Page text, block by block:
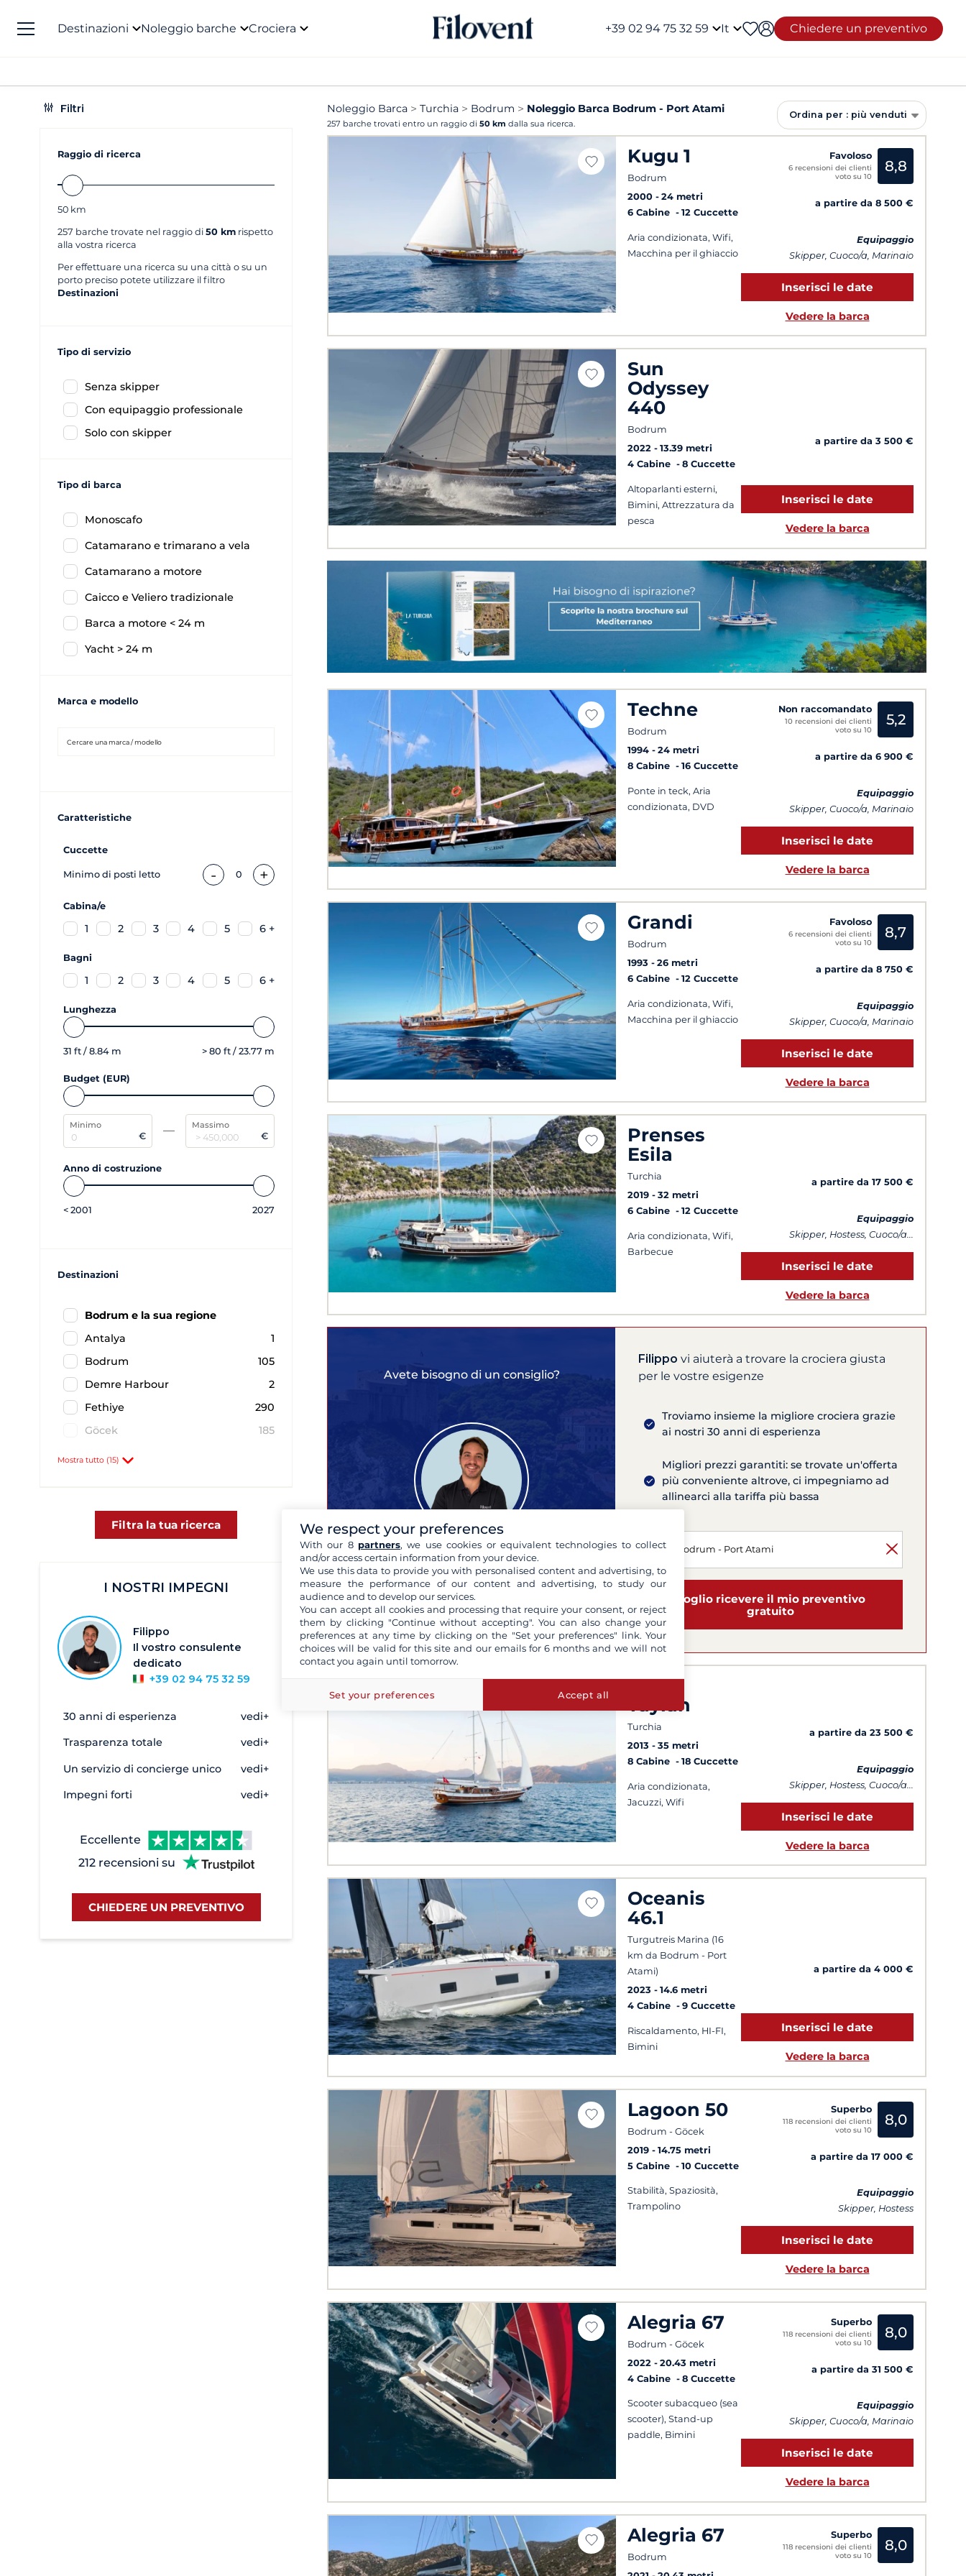
Destinazioni Noleggio barche Crociera +39 02 94 75 32 59 It Chiedere un preventivo
Filtri
Raggio di ricerca
50 km
257 barche trovate nel raggio di 50 km rispetto
alla vostra ricerca
Per effettuare una ricerca su una città o su un
porto preciso potete utilizzare il filtro
Destinazioni
Tipo di servizio
Senza skipper
Con equipaggio professionale
Solo con skipper
Tipo di barca
Monoscafo
Catamarano e trimarano a vela
Catamarano a motore
Caicco e Veliero tradizionale
Barca a motore < 24 m
Yacht > 24 m
Marca e modello
Caratteristiche
Cuccette
Minimo di posti letto - 0 +
Cabina/e
1 2 3 4 5 6 +
Bagni
1 2 3 4 5 6 +
Lunghezza
31 ft / 8.84 m > 80 ft / 23.77 m
Budget (EUR)
Minimo
€
Massimo
€
Anno di costruzione
< 2001 2027
Destinazioni
Bodrum e la sua regione
Antalya
1
Bodrum
105
Demre Harbour
2
Fethiye
290
Göcek
185
Liman
Selimiye
Turgutreis Marina
Turkbuku
Mostra tutto (15)
Filtra la tua ricerca
I NOSTRI IMPEGNI
Filippo
Il vostro consulente
dedicato
+39 02 94 75 32 59
30 anni di esperienza vedi+
Trasparenza totale vedi+
Un servizio di concierge unico vedi+
Impegni forti vedi+
Eccellente
212 recensioni su
CHIEDERE UN PREVENTIVO
Noleggio Barca Turchia Bodrum Noleggio Barca Bodrum - Port Atami
257 barche trovati entro un raggio di 50 km dalla sua ricerca.
Ordina per : più venduti
Kugu 1
Bodrum
2000
24 metri
6 Cabine
12 Cuccette
Aria condizionata, Wifi,
Macchina per il ghiaccio
Favoloso
6 recensioni dei clienti
voto su 10
8,8
a partire da 8 500 €
Equipaggio
Skipper, Cuoco/a, Marinaio
Inserisci le date
Vedere la barca
Sun
Odyssey
440
Bodrum
2022
13.39 metri
4 Cabine
8 Cuccette
Altoparlanti esterni,
Bimini, Attrezzatura da
pesca
a partire da 3 500 €
Inserisci le date
Vedere la barca
Techne
Bodrum
1994
24 metri
8 Cabine
16 Cuccette
Ponte in teck, Aria
condizionata, DVD
Non raccomandato
10 recensioni dei clienti
voto su 10
5,2
a partire da 6 900 €
Equipaggio
Skipper, Cuoco/a, Marinaio
Inserisci le date
Vedere la barca
Grandi
Bodrum
1993
26 metri
6 Cabine
12 Cuccette
Aria condizionata, Wifi,
Macchina per il ghiaccio
Favoloso
6 recensioni dei clienti
voto su 10
8,7
a partire da 8 750 €
Equipaggio
Skipper, Cuoco/a, Marinaio
Inserisci le date
Vedere la barca
Prenses
Esila
Turchia
2019
32 metri
6 Cabine
12 Cuccette
Aria condizionata, Wifi,
Barbecue
a partire da 17 500 €
Equipaggio
Skipper, Hostess, Cuoco/a...
Inserisci le date
Vedere la barca
Avete bisogno di un consiglio?
Filippo
esperto delle tue crociere
Filippo vi aiuterà a trovare la crociera giusta
per le vostre esigenze
Troviamo insieme la migliore crociera grazie
ai nostri 30 anni di esperienza
Migliori prezzi garantiti: se trovate un'offerta
più conveniente altrove, ci impegniamo ad
allinearci alla tariffa più bassa
Voglio ricevere il mio preventivo
gratuito
S Nur
Taylan
Turchia
2013
35 metri
8 Cabine
18 Cuccette
Aria condizionata,
Jacuzzi, Wifi
a partire da 23 500 €
Equipaggio
Skipper, Hostess, Cuoco/a...
Inserisci le date
Vedere la barca
Oceanis
46.1
Turgutreis Marina (16
km da Bodrum - Port
Atami)
2023
14.6 metri
4 Cabine
9 Cuccette
Riscaldamento, HI-FI,
Bimini
a partire da 4 000 €
Inserisci le date
Vedere la barca
Lagoon 50
Bodrum - Göcek
2019
14.75 metri
5 Cabine
10 Cuccette
Stabilità, Spaziosità,
Trampolino
Superbo
118 recensioni dei clienti
voto su 10
8,0
a partire da 17 000 €
Equipaggio
Skipper, Hostess
Inserisci le date
Vedere la barca
Alegria 67
Bodrum - Göcek
2022
20.43 metri
4 Cabine
8 Cuccette
Scooter subacqueo (sea
scooter), Stand-up
paddle, Bimini
Superbo
118 recensioni dei clienti
voto su 10
8,0
a partire da 31 500 €
Equipaggio
Skipper, Cuoco/a, Marinaio
Inserisci le date
Vedere la barca
Alegria 67
Bodrum
Superbo
118 recensioni dei clienti
voto su 10
8,0
We respect your preferences
With our 8 partners, we use cookies or equivalent technologies to collect
and/or access certain information from your device.
We use this data to provide you with personalised content and advertising, to
measure the performance of our content and advertising, to study our
audience and to develop our services.
You can accept all cookies and processing that require your consent, or reject
them by clicking "Continue without accepting". You can also change your
preferences at any time by clicking on the "Set your preferences" link. Your
choices will be valid for this site and our emails for 6 months and we will not
contact you again until tomorrow.
Set your preferences Accept all